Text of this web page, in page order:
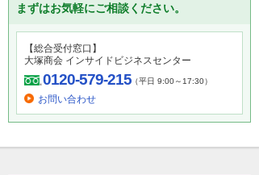
まずはお気軽にご相談ください。
【総合受付窓口】
大塚商会 インサイドビジネスセンター
0120-579-215（平日 9:00～17:30）
お問い合わせ